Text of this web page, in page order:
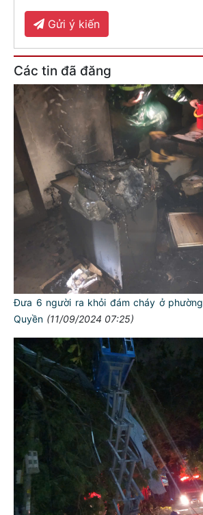
Gửi ý kiến
Các tin đã đăng
Đưa 6 người ra khỏi đám cháy ở
Quyền (11/09/2024 07:25)